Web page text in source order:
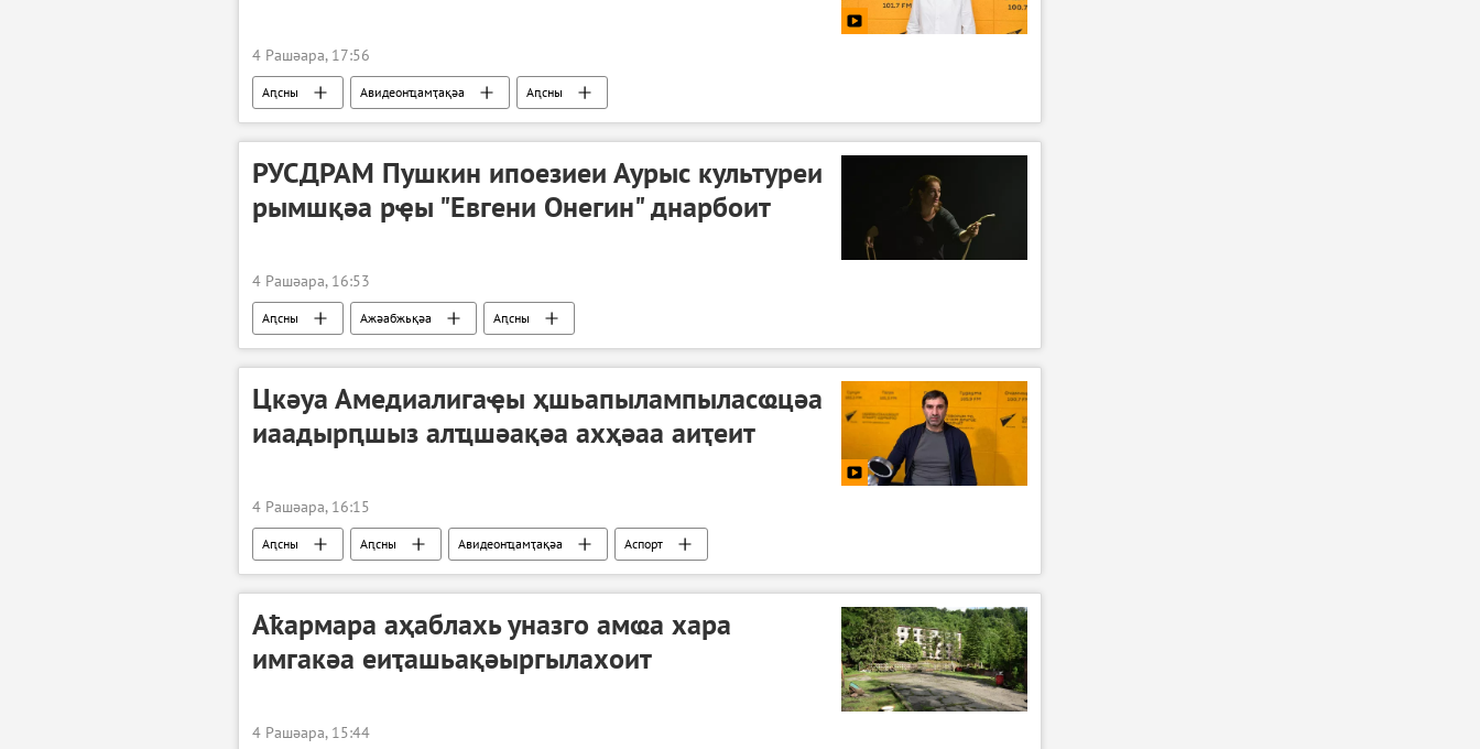
4 Рашәара, 17:56
Аԥсны Авидеонҵамҭақәа Аԥсны
РУСДРАМ Пушкин ипоезиеи Аурыс культуреи
рымшқәа рҿы "Евгени Онегин" днарбоит
4 Рашәара, 16:53
Аԥсны Ажәабжьқәа Аԥсны
Цкәуа Амедиалигаҿы ҳшьапылампыласҩцәа
иаадырԥшыз алҵшәақәа ахҳәаа аиҭеит
4 Рашәара, 16:15
Аԥсны Аԥсны Авидеонҵамҭақәа Аспорт
Аҟармара аҳаблахь уназго амҩа хара
имгакәа еиҭашьақәыргылахоит
4 Рашәара, 15:44